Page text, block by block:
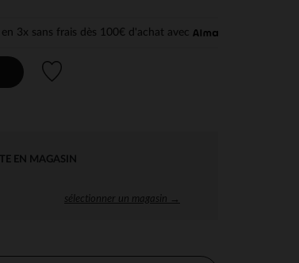
en 3x sans frais dès 100€ d'achat avec
EN MAGASIN
sélectionner un magasin →